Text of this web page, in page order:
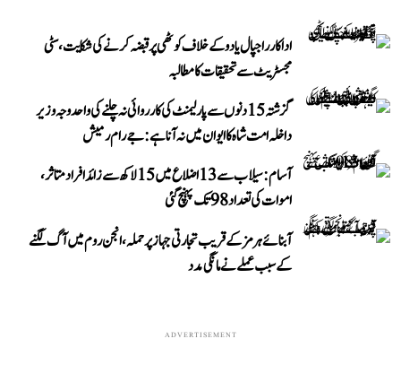
اداکار راجپال یادو کے خلاف کوٹھی پر قبضہ کرنے کی شکایت، سٹی
مجسٹریٹ سے تحقیقات کا مطالبہ
گزشتہ 15 دنوں سے پارلیمنٹ کی کارروائی نہ چلنے کی واحد وجہ وزیر
داخلہ امت شاہ کا ایوان میں نہ آنا ہے: جے رام رمیش
آسام: سیلاب سے 13 اضلاع میں 15 لاکھ سے زائد افراد متاثر،
اموات کی تعداد 98 تک پہنچ گئی
آبنائے ہرمز کے قریب تجارتی جہاز پر حملہ، انجن روم میں آگ لگنے
کے سبب عملے نے مانگی مدد
ADVERTISEMENT